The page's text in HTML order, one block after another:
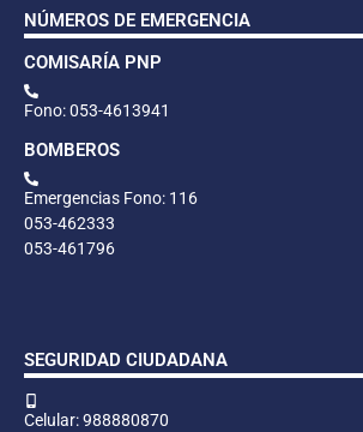
NÚMEROS DE EMERGENCIA
COMISARÍA PNP
Fono: 053-4613941
BOMBEROS
Emergencias Fono: 116
053-462333
053-461796
SEGURIDAD CIUDADANA
Celular: 988880870